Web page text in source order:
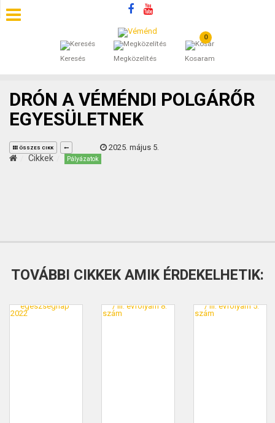
Keresés Megközelítés
0
Kosaram
SZÁLLÁSOK
ÁLTALÁNOS SZERZŐDÉSI FELTÉTELEK
KINCSES BARANYA VÉMÉND
DRÓN A VÉMÉNDI POLGÁRŐR
EGYESÜLETNEK
ÖSSZES CIKK 2025. május 5.
Cikkek Pályázatok
TOVÁBBI CIKKEK AMIK ÉRDEKELHETIK: